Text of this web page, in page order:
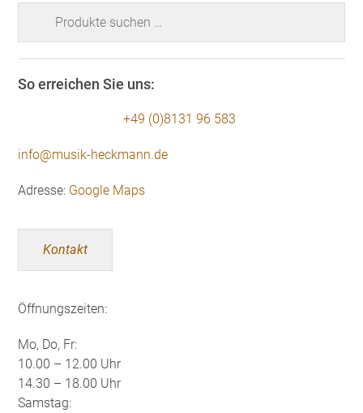
So erreichen Sie uns:
+49 (0)8131 96 583
info@musik-heckmann.de
Adresse: Google Maps
Kontakt
Öffnungszeiten:
Mo, Do, Fr:
10.00 – 12.00 Uhr
14.30 – 18.00 Uhr
Samstag: